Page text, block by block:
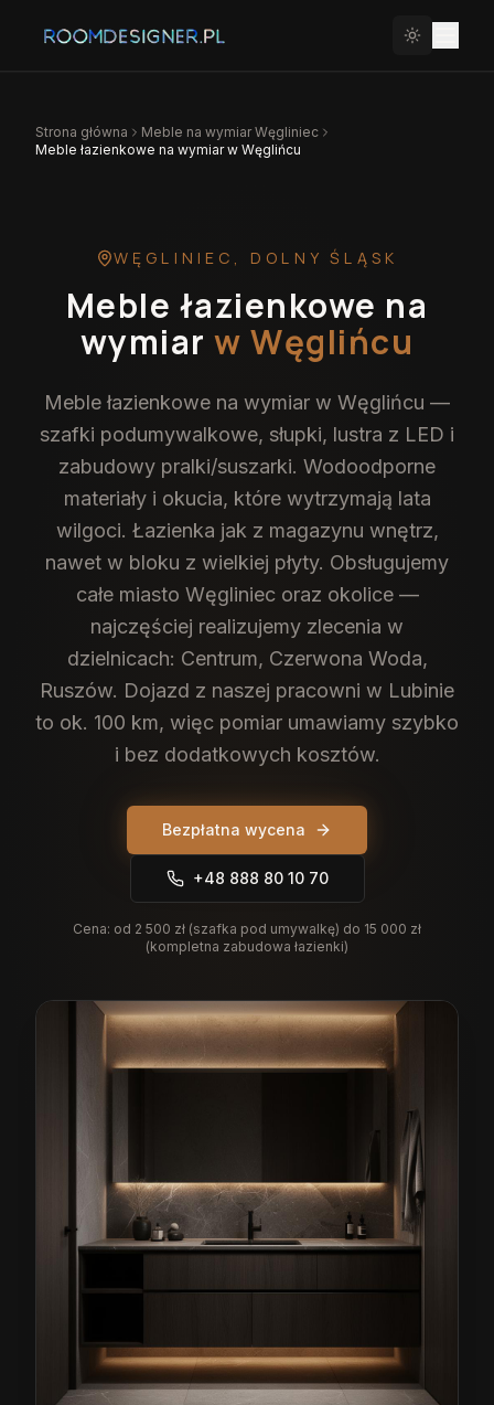
Strona główna Meble na wymiarWęgliniec
Meble łazienkowe na wymiar w Węglińcu
WĘGLINIEC , DOLNY ŚLĄSK
Meble łazienkowe na
wymiar w Węglińcu
Meble łazienkowe na wymiar w Węglińcu —
szafki podumywalkowe, słupki, lustra z LED i
zabudowy pralki/suszarki. Wodoodporne
materiały i okucia, które wytrzymają lata
wilgoci. Łazienka jak z magazynu wnętrz,
nawet w bloku z wielkiej płyty. Obsługujemy
całe miasto Węgliniec oraz okolice —
najczęściej realizujemy zlecenia w
dzielnicach: Centrum, Czerwona Woda,
Ruszów. Dojazd z naszej pracowni w Lubinie
to ok. 100 km, więc pomiar umawiamy szybko
i bez dodatkowych kosztów.
Bezpłatna wycena
+48 888 80 10 70
Cena: od 2 500 zł (szafka pod umywalkę) do 15 000 zł
(kompletna zabudowa łazienki)